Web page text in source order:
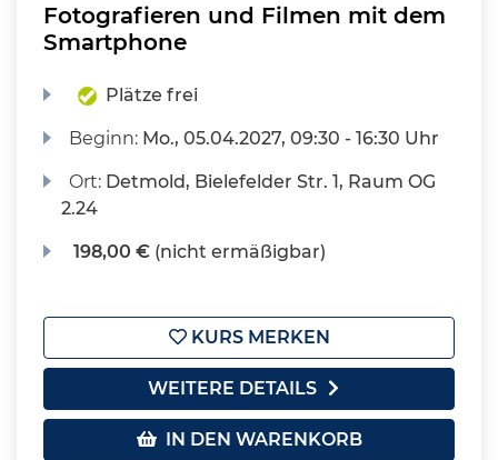
Fotografieren und Filmen mit dem
Smartphone
Plätze frei
Beginn: Mo., 05.04.2027, 09:30 - 16:30 Uhr
Ort: Detmold, Bielefelder Str. 1, Raum OG
2.24
198,00 € (nicht ermäßigbar)
KURS MERKEN
WEITERE DETAILS
IN DEN WARENKORB